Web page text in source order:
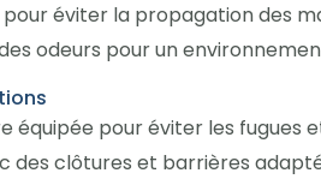
éviter la propagation des
odeurs pour un
équipée pour éviter les fugues
des clôtures et barrières